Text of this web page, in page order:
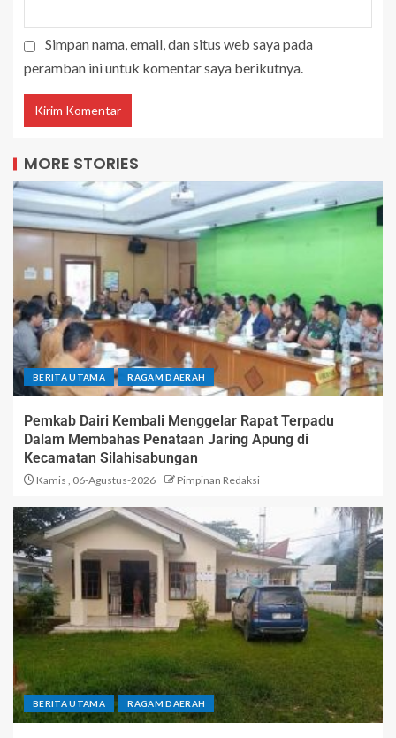
Simpan nama, email, dan situs web saya pada
peramban ini untuk komentar saya berikutnya.
MORE STORIES
BERITA UTAMA RAGAM DAERAH
Pemkab Dairi Kembali Menggelar Rapat Terpadu
Dalam Membahas Penataan Jaring Apung di
Kecamatan Silahisabungan
Kamis , 06-Agustus-2026 Pimpinan Redaksi
BERITA UTAMA RAGAM DAERAH